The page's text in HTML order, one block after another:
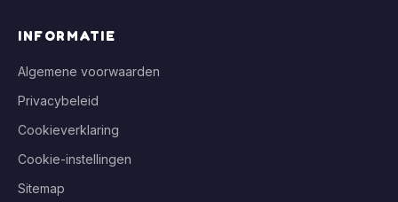
INFORMATIE
Algemene voorwaarden
Privacybeleid
Cookieverklaring
Cookie-instellingen
Sitemap